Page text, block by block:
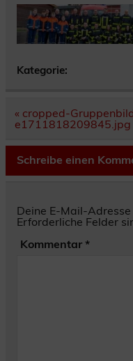
Kategorie:
Beitragsnavigation
« cropped-
e1711818209845.jpg
Schreibe einen
Deine E-Mail-
Erforderliche Felder
Kommentar *